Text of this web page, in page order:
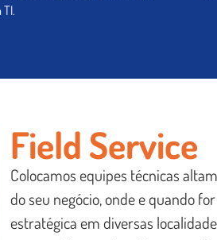
TI.
Field Service
Colocamos equipes técnicas
do seu negócio, onde e quando
estratégica em diversas